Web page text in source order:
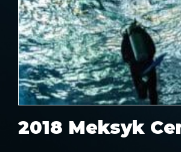
2018 Meksyk